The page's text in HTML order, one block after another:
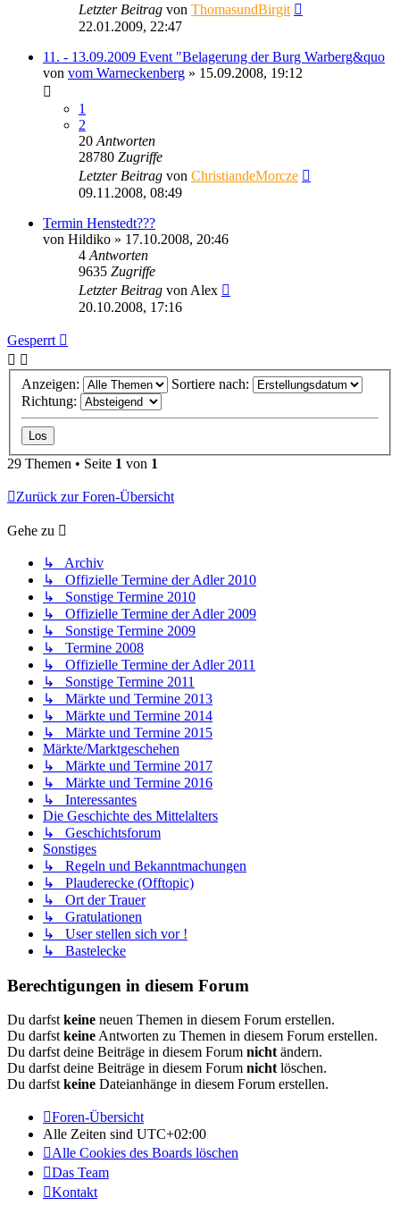
Letzter Beitrag von ThomasundBirgit
22.01.2009, 22:47
11. - 13.09.2009 Event "Belagerung der Burg Warberg&quo
von vom Warneckenberg » 15.09.2008, 19:12
1
2
20Antworten
28780 Zugriffe
Letzter Beitrag von ChristiandeMorcze
09.11.2008, 08:49
Termin Henstedt???
von Hildiko » 17.10.2008, 20:46
4Antworten
9635 Zugriffe
Letzter Beitrag vonAlex
20.10.2008, 17:16
Gesperrt
Anzeigen:
Sortiere nach:
Richtung:
29 Themen • Seite 1 von 1
Zurück zur Foren-Übersicht
Gehe zu
↳ Archiv
↳ Offizielle Termine der Adler 2010
↳ Sonstige Termine 2010
↳ Offizielle Termine der Adler 2009
↳ Sonstige Termine 2009
↳ Termine 2008
↳ Offizielle Termine der Adler 2011
↳ Sonstige Termine 2011
↳ Märkte und Termine 2013
↳ Märkte und Termine 2014
↳ Märkte und Termine 2015
Märkte/Marktgeschehen
↳ Märkte und Termine 2017
↳ Märkte und Termine 2016
↳ Interessantes
Die Geschichte des Mittelalters
↳ Geschichtsforum
Sonstiges
↳ Regeln und Bekanntmachungen
↳ Plauderecke (Offtopic)
↳ Ort der Trauer
↳ Gratulationen
↳ User stellen sich vor !
↳ Bastelecke
Berechtigungen in diesem Forum
Du darfstkeine neuen Themen in diesem Forum erstellen.
Du darfstkeineAntworten zu Themen in diesem Forum erstellen.
Du darfst deine Beiträge in diesem Forum nichtändern.
Du darfst deine Beiträge in diesem Forum nichtlöschen.
Du darfstkeine Dateianhänge in diesem Forum erstellen.
Foren-Übersicht
Alle Zeiten sind UTC+02:00
Alle Cookies des Boards löschen
Das Team
Kontakt